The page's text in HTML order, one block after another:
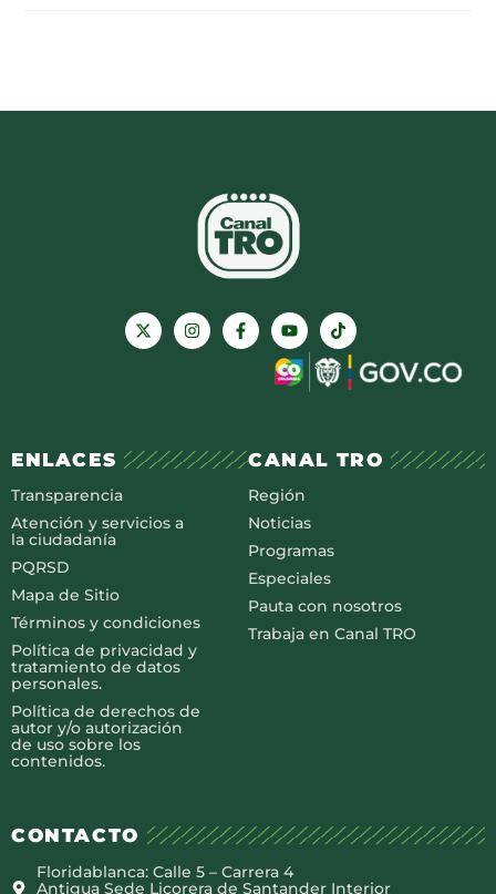
ENLACES
Transparencia
Atención y servicios a
la ciudadanía
PQRSD
Mapa de Sitio
Términos y condiciones
Política de privacidad y
tratamiento de datos
personales.
Política de derechos de
autor y/o autorización
de uso sobre los
contenidos.
CANAL TRO
Región
Noticias
Programas
Especiales
Pauta con nosotros
Trabaja en Canal TRO
CONTACTO
Floridablanca: Calle 5 – Carrera 4
Antigua Sede Licorera de Santander Interior